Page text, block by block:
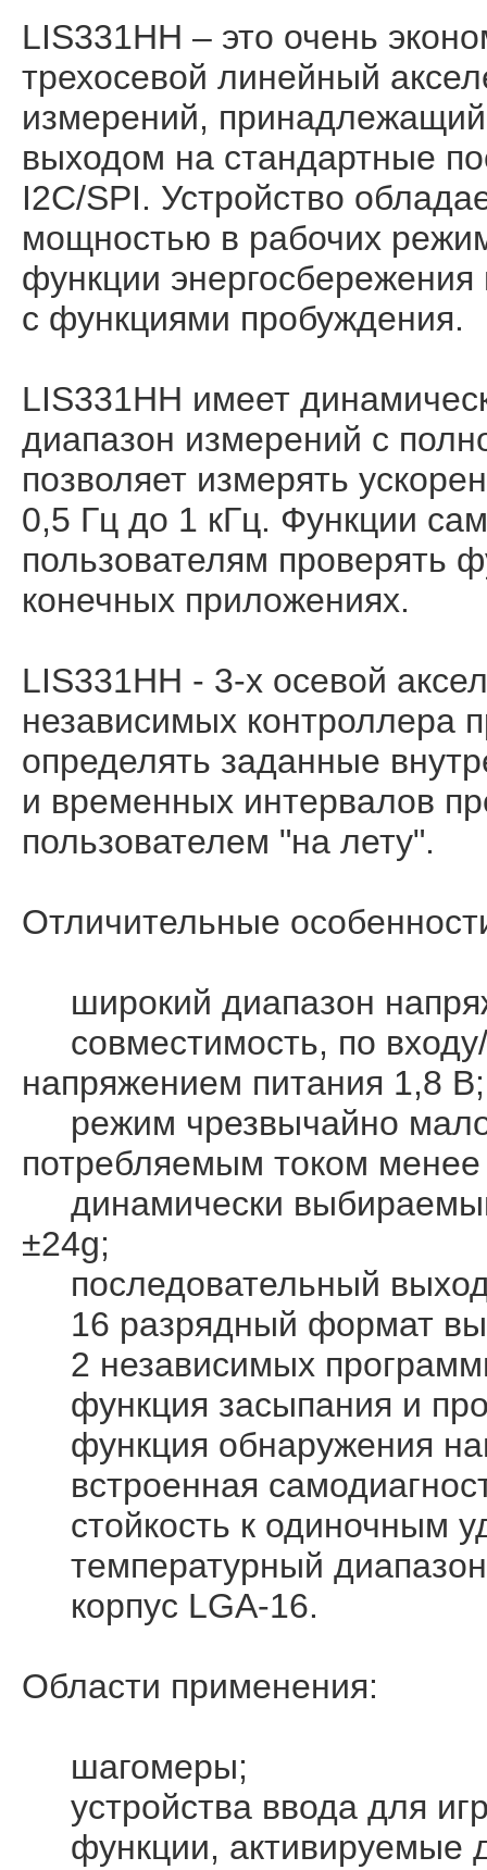
LIS331HH – это очень
трехосевой линейный
измерений,
выходом на стандартные
I2C/SPI. Устройство
мощностью в рабочих
функции
с функциями пробуждения.
LIS331HH имеет
диапазон измерений с
позволяет измерять
0,5 Гц до 1 кГц. Функции
пользователям проверять
конечных приложениях.
LIS331HH - 3-х осевой
независимых контроллера
определять заданные
и временных интервалов
пользователем "на лету".
Отличительные
широкий диапазон
совместимость, по
напряжением питания 1,8 В;
режим чрезвычайно
потребляемым током
динамически
±24g;
последовательный
16 разрядный формат
2 независимых
функция засыпания и
функция обнаружения
встроенная
стойкость к одиночным
температурный
корпус LGA-16.
Области применения:
шагомеры;
устройства ввода для
функции, активируемые